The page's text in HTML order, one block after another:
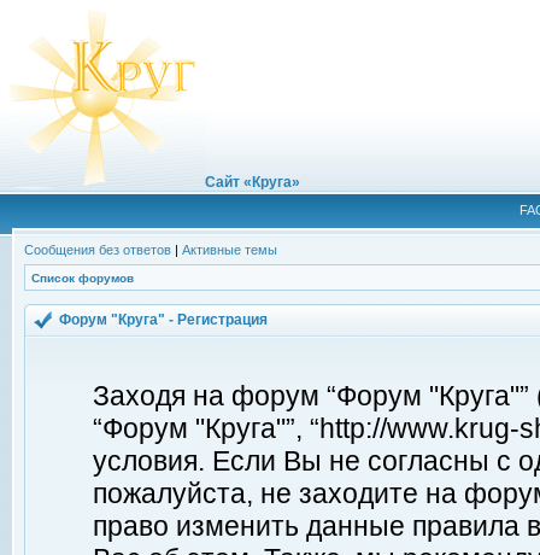
Сайт «Круга»
Сообщения без ответов | Активные темы
Список форумов
Форум "Круга" - Регистрация
Заходя на форум “Форум
“Форум "Круга"”, “http://
условия. Если Вы не согласны с
пожалуйста, не заходите на
право изменить данные правила